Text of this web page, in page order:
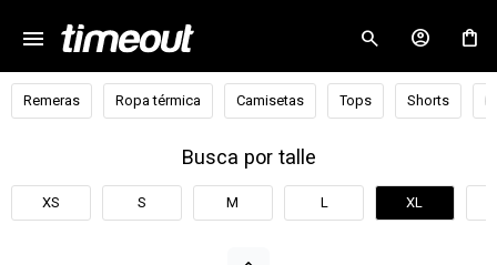
menu
Remeras Ropa térmica Camisetas Tops Shorts
Busca por talle
XS S M L XL